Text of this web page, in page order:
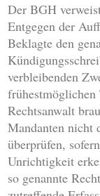
Der BGH
Entgegen der
Beklagte den
verbleibenden
frühestmöglichen
Rechtsanwalt
Mandanten nicht
überprüfen,
Unrichtigkeit
so genannte